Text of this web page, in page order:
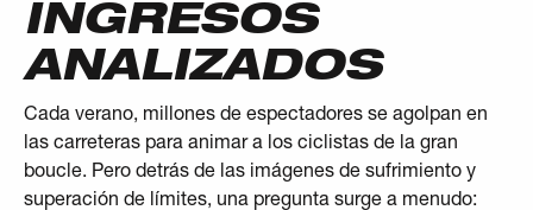
INGRESOS
ANALIZADOS
Cada verano, millones de espectadores se agolpan en
las carreteras para animar a los ciclistas de la gran
boucle. Pero detrás de las imágenes de sufrimiento y
superación de límites, una pregunta surge a menudo: